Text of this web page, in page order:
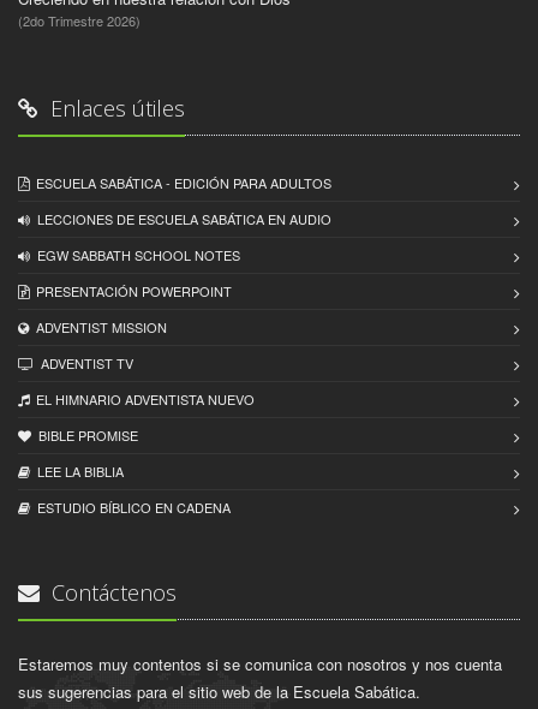
(2do Trimestre 2026)
Enlaces útiles
ESCUELA SABÁTICA - EDICIÓN PARA ADULTOS
LECCIONES DE ESCUELA SABÁTICA EN AUDIO
EGW SABBATH SCHOOL NOTES
PRESENTACIÓN POWERPOINT
ADVENTIST MISSION
ADVENTIST TV
EL HIMNARIO ADVENTISTA NUEVO
BIBLE PROMISE
LEE LA BIBLIA
ESTUDIO BÍBLICO EN CADENA
Contáctenos
Estaremos muy contentos si se comunica con nosotros y nos cuenta
sus sugerencias para el sitio web de la Escuela Sabática.